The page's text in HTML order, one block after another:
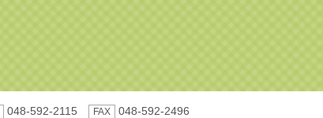
048-592-2115 FAX 048-592-2496